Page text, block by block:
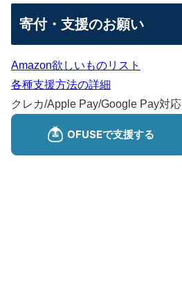
寄付・支援のお願い
Amazon欲しいものリスト
各種支援方法の詳細
クレカ/Apple Pay/Google Pay対応